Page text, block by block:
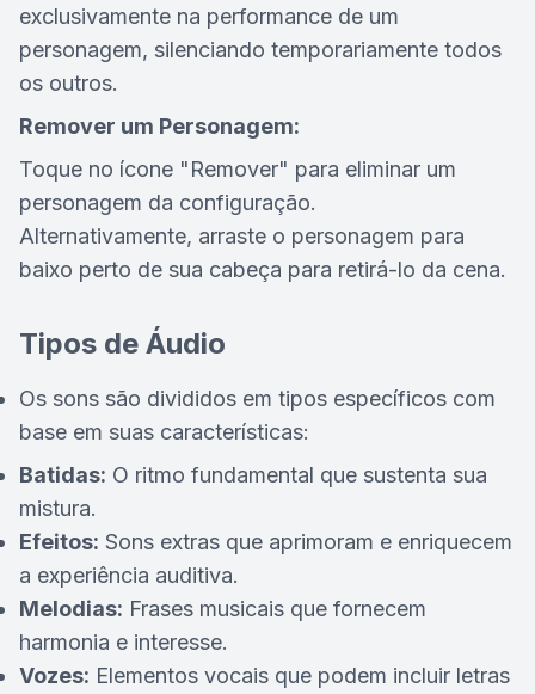
exclusivamente na performance de um
personagem, silenciando temporariamente todos
os outros.
Remover um Personagem:
Toque no ícone "Remover" para eliminar um
personagem da configuração.
Alternativamente, arraste o personagem para
baixo perto de sua cabeça para retirá-lo da cena.
Tipos de Áudio
Os sons são divididos em tipos específicos com
base em suas características:
Batidas: O ritmo fundamental que sustenta sua
mistura.
Efeitos: Sons extras que aprimoram e enriquecem
a experiência auditiva.
Melodias: Frases musicais que fornecem
harmonia e interesse.
Vozes: Elementos vocais que podem incluir letras